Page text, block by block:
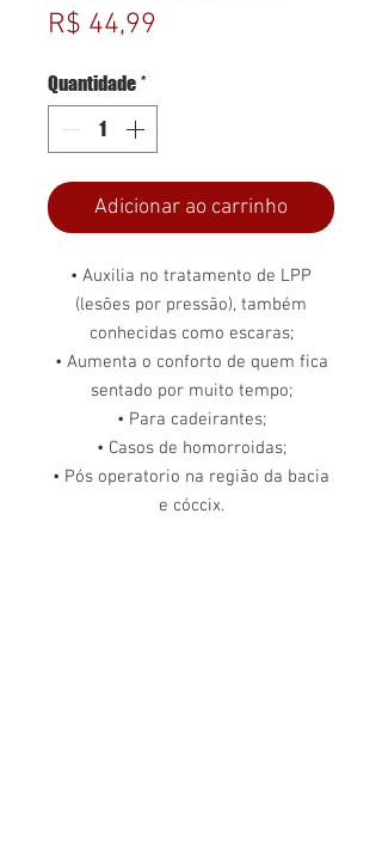
R$ 44,99
Quantidade *
Adicionar ao carrinho
• Auxilia no tratamento de LPP
(lesões por pressão), também
conhecidas como escaras;
• Aumenta o conforto de quem fica
sentado por muito tempo;
• Para cadeirantes;
• Casos de homorroidas;
• Pós operatorio na região da bacia
e cóccix.